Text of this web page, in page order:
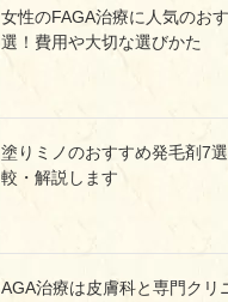
女性のFAGA治療に人気のお
選！費用や大切な選びかた
塗りミノのおすすめ発毛剤7
較・解説します
AGA治療は皮膚科と専門クリ